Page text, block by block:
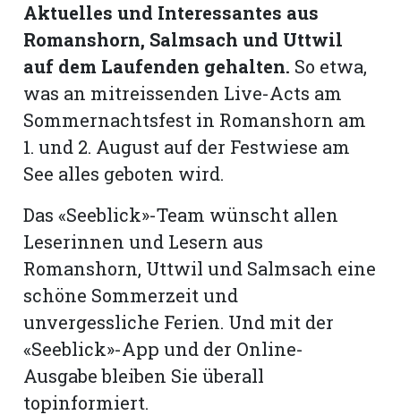
offizielle
Mitteilungen
Aktuelles und Interessantes aus
Romanshorn, Salmsach und Uttwil
auf dem Laufenden gehalten. So etwa,
was an mitreissenden Live-Acts am
Sommernachtsfest in Romanshorn am
1. und 2. August auf der Festwiese am
See alles geboten wird.
Das «Seeblick»-Team wünscht allen
Leserinnen und Lesern aus
Romanshorn, Uttwil und Salmsach eine
schöne Sommerzeit und
unvergessliche Ferien. Und mit der
«Seeblick»-App und der Online-
Ausgabe bleiben Sie überall
topinformiert.